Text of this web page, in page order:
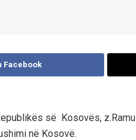
Facebook
së Kosovës,
në Kosovë.